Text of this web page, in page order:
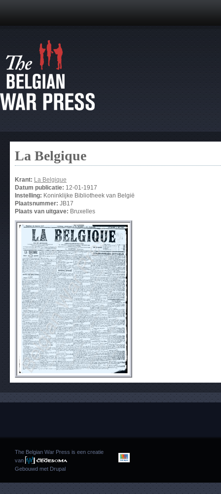
La Belgique
Krant: La Belgique
Datum publicatie: 12-01-1917
Instelling: Koninklijke Bibliotheek van België
Plaatsnummer: JB17
Plaats van uitgave: Bruxelles
The Belgian War Press is een creatie
van
Gebouwd met Drupal